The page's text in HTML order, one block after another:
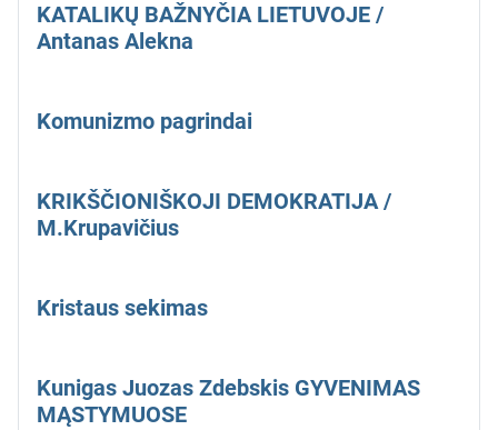
KATALIKŲ BAŽNYČIA LIETUVOJE /
Antanas Alekna
Komunizmo pagrindai
KRIKŠČIONIŠKOJI DEMOKRATIJA /
M.Krupavičius
Kristaus sekimas
Kunigas Juozas Zdebskis GYVENIMAS
MĄSTYMUOSE